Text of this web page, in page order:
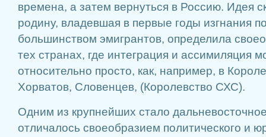
времена, а затем вернуться в Россию. Идея
родину, владевшая в первые годы изгнания
большинством эмигрантов, определила
тех странах, где интеграция и ассимиляция
относительно просто, как, например, в
Хорватов, Словенцев, (Королевство СХС).
Одним из крупнейших стало
отличалось своеобразием политического и